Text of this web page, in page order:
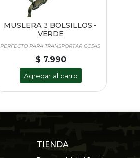
MUSLERA 3 BOLSILLOS -
VERDE
PERFECTO PARA TRANSPORTAR COSAS
$ 7.990
Agregar al carro
TIENDA